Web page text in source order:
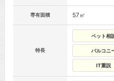
専有面積 57㎡
特長
ペット相
バルコニ
IT重説